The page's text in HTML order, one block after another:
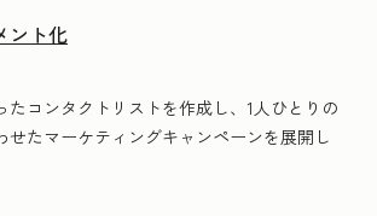
ント化
たコンタクトリストを作成し、1人ひとりの
せたマーケティングキャンペーンを展開し